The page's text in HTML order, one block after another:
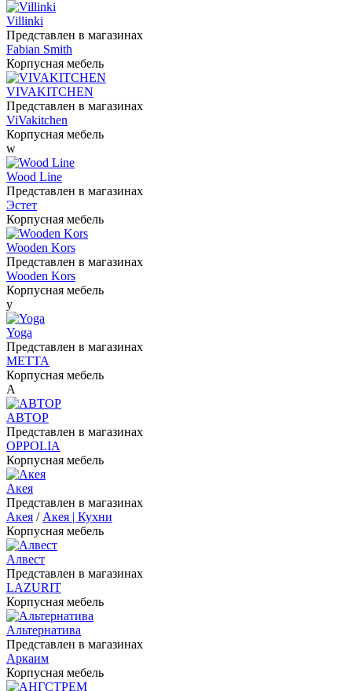
Villinki
Представлен в магазинах
Fabian Smith
Корпусная мебель
VIVAKITCHEN
Представлен в магазинах
ViVakitchen
Корпусная мебель
w
Wood Line
Представлен в магазинах
Эстет
Корпусная мебель
Wooden Kors
Представлен в магазинах
Wooden Kors
Корпусная мебель
y
Yoga
Представлен в магазинах
METTA
Корпусная мебель
А
АВТОР
Представлен в магазинах
OPPOLIA
Корпусная мебель
Акея
Представлен в магазинах
Акея / Акея | Кухни
Корпусная мебель
Алвест
Представлен в магазинах
LAZURIT
Корпусная мебель
Альтернатива
Представлен в магазинах
Аркаим
Корпусная мебель